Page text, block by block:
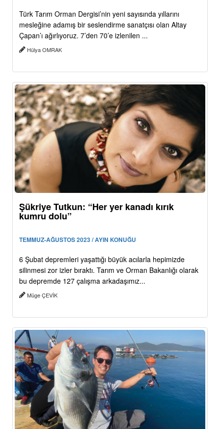
Türk Tarım Orman Dergisi’nin yeni sayısında yıllarını
mesleğine adamış bir seslendirme sanatçısı olan Altay
Çapan’ı ağırlıyoruz. 7’den 70’e izlenilen ...
Hülya OMRAK
Şükriye Tutkun: “Her yer kanadı kırık
kumru dolu”
TEMMUZ-AĞUSTOS 2023 / AYIN KONUĞU
6 Şubat depremleri yaşattığı büyük acılarla hepimizde
silinmesi zor izler bıraktı. Tarım ve Orman Bakanlığı olarak
bu depremde 127 çalışma arkadaşımız...
Müge ÇEVİK